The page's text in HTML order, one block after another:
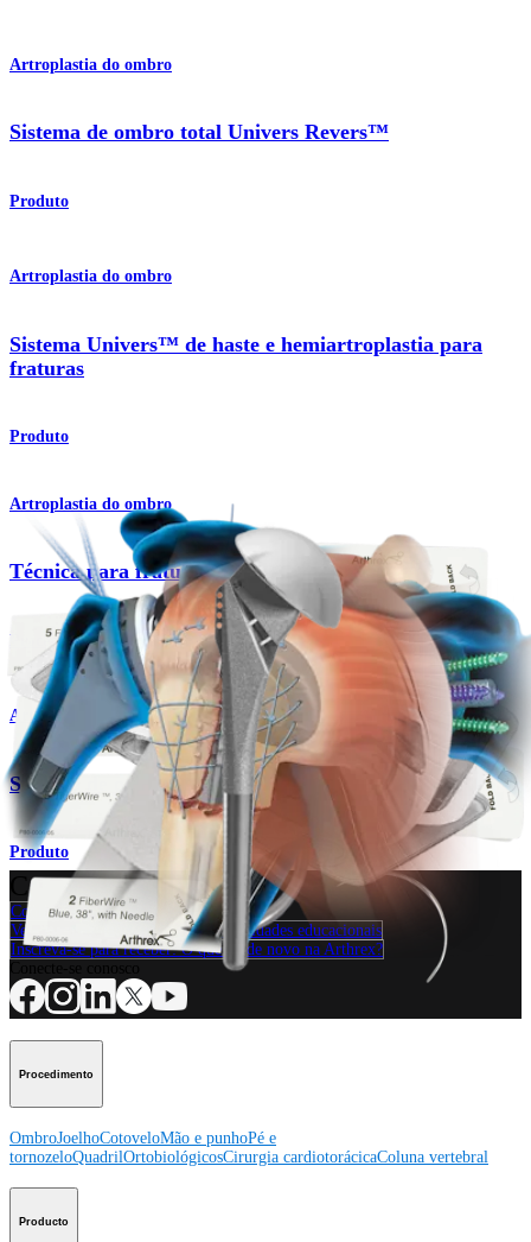
Artroplastia do ombro
Sistema de ombro total Univers Revers™
Produto
Artroplastia do ombro
Sistema Univers™ de haste e hemiartroplastia para
fraturas
Produto
Artroplastia do ombro
Técnica para fratura Univers™
Procedimento
Artroplastia do ombro
Sistema de ombro total Univers™ II
Produto
Como podemos ajudar?
Contacte um representante
Veja eventos, laboratórios e oportunidades educacionais
Inscreva-se para receber: O que há de novo na Arthrex?
Procedimento
OmbroJoelhoCotoveloMão e punhoPé e
tornozeloQuadrilOrtobiológicosCirurgia cardiotorácicaColuna vertebral
Producto